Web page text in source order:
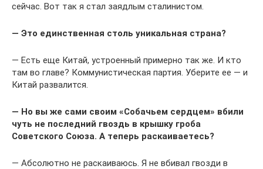
сейчас. Вот так я стал заядлым сталинистом.
— Это единственная столь уникальная страна?
— Есть еще Китай, устроенный примерно так же. И кто
там во главе? Коммунистическая партия. Уберите ее — и
Китай развалится.
— Но вы же сами своим «Собачьем сердцем» вбили
чуть не последний гвоздь в крышку гроба
Советского Союза. А теперь раскаиваетесь?
— Абсолютно не раскаиваюсь. Я не вбивал гвозди в